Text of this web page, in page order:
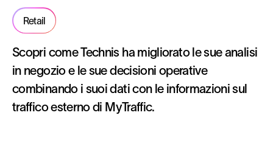
Retail
Scopri come Technis ha migliorato le sue analisi
in negozio e le sue decisioni operative
combinando i suoi dati con le informazioni sul
traffico esterno di MyTraffic.